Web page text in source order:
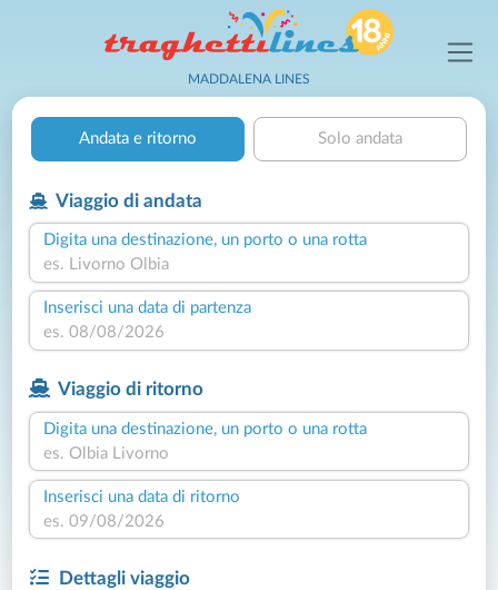
MADDALENA LINES
Andata e ritorno Solo andata
Viaggio di andata
Digita una destinazione, un porto o una rotta
Inserisci una data di partenza
Viaggio di ritorno
Digita una destinazione, un porto o una rotta
Inserisci una data di ritorno
Dettagli viaggio